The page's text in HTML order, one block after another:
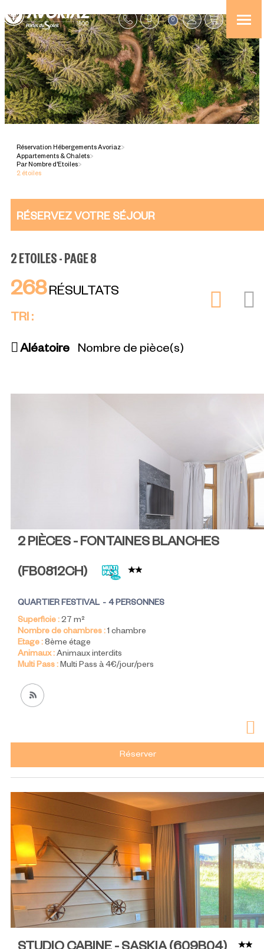
0
Réservation Hébergements Avoriaz>
Appartements & Chalets>
Par Nombre d'Etoiles>
2 étoiles
RÉSERVEZ VOTRE SÉJOUR
2 ETOILES - PAGE 8
268RÉSULTATS
TRI :
Aléatoire Nombre de pièce(s)
2 PIÈCES - FONTAINES BLANCHES
(FB0812CH)
QUARTIER FESTIVAL
4 PERSONNES
Superficie :27 m²
Nombre de chambres :1 chambre
Etage :8ème étage
Animaux :Animaux interdits
Multi Pass :Multi Pass à 4€/jour/pers
Réserver